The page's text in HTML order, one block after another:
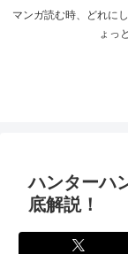
マンガ読む時、どれに
ょっ
ハンターハ
底解説！